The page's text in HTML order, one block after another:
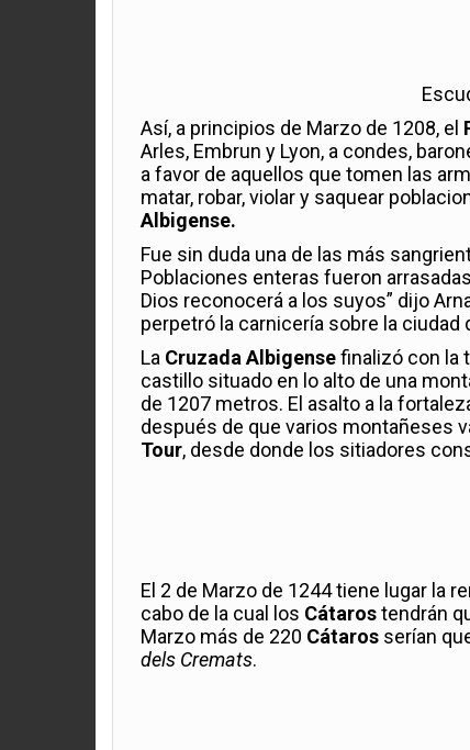
Así, a principios de Marzo de 1208, el
Arles, Embrun y Lyon, a condes,
a favor de aquellos que tomen las
matar, robar, violar y saquear
Albigense.
Fue sin duda una de las más
Poblaciones enteras fueron
Dios reconocerá a los suyos” dijo
perpetró la carnicería sobre la ciudad
La Cruzada Albigensefinalizó con la
castillo situado en lo alto de una
de 1207 metros. El asalto a la
después de que varios montañeses
Tour, desde donde los sitiadores
El 2 de Marzo de 1244 tiene lugar la
cabo de la cual los Cátarostendrán
Marzo más de 220 Cátaros serían
dels Cremats.